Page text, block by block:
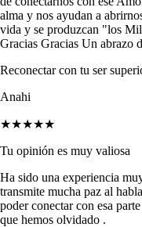
alma y nos ayudan a
vida y se produzcan "los
Gracias Gracias Un abrazo
Reconectar con tu ser
Anahi
★★★★★
Tu opinión es muy valiosa
Ha sido una experiencia
transmite mucha paz al
poder conectar con esa
que hemos olvidado .